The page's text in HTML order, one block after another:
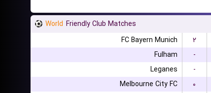
World Friendly Club Matches
FC Bayern Munich
۲
Fulham
-
Leganes
-
Melbourne City FC
۰